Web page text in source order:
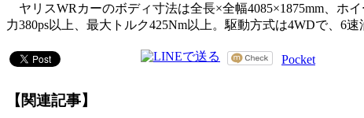
ヤリスWRカーのボディ寸法は全長×全幅4085×1875mm、ホ
力380ps以上、最大トルク425Nm以上。駆動方式は4WDで、6
Pocket
【関連記事】